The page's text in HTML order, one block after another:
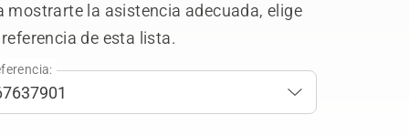
mostrarte la asistencia adecuada, elige
de esta lista.